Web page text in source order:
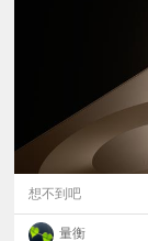
想不到吧
量衡